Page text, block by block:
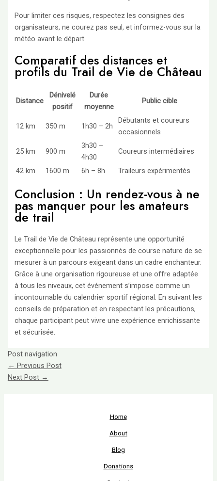
Pour limiter ces risques, respectez les consignes des
organisateurs, ne courez pas seul, et informez-vous sur la
météo avant le départ.
Comparatif des distances et
profils du Trail de Vie de Château
Distance
Dénivelé
positif
Durée
moyenne
Public cible
12 km 350 m 1h30 – 2h
Débutants et coureurs
occasionnels
25 km 900 m
3h30 –
4h30
Coureurs intermédiaires
42 km 1600 m 6h – 8h Traileurs expérimentés
Conclusion : Un rendez-vous à ne
pas manquer pour les amateurs
de trail
Le Trail de Vie de Château représente une opportunité
exceptionnelle pour les passionnés de course nature de se
mesurer à un parcours exigeant dans un cadre enchanteur.
Grâce à une organisation rigoureuse et une offre adaptée
à tous les niveaux, cet événement s’impose comme un
incontournable du calendrier sportif régional. En suivant les
conseils de préparation et en respectant les précautions,
chaque participant peut vivre une expérience enrichissante
et sécurisée.
Post navigation
← Previous Post
Next Post →
Home
About
Blog
Donations